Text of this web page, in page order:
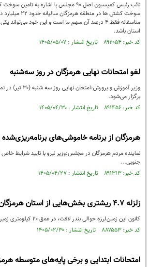
نائب رئیس کمیسیون اصل 90 مجلس با اشاره به
سوخت کشتی ها در
متاسفانه فقط ۴ درصد آن سهم ما است و این خود
استان باشد.
کد خبر: ۸۹۲۰۵۴ تاریخ انتشار : ۱۴۰۵/۰۵/۰۷
لغو امتحانات نهایی هرمزگان در روز سه‌شنبه
وزیر آموزش و
برگزار می‌شود.
کد خبر: ۸۹۱۴۵۶ تاریخ انتشار : ۱۴۰۵/۰۴/۳۰
هرمزگان از برنامه خاموشی‌های
نماینده مردم هرمزگان در مجلس:وزیر نیرو با تایید شرایط
جنوبی...
کد خبر: ۸۹۱۳۱۳ تاریخ انتشار : ۱۴۰۵/۰۴/۲۷
زلزله ۴.۷ ریشتری بخش‌هایی از استان هرمزگان را لرزاند
کانون این زمین‌لرزه حوالی بندر لافت، در عمق ۲۰ کیلومتری زمین گزارش شده است.
کد خبر: ۸۸۷۵۵۳ تاریخ انتشار : ۱۴۰۵/۰۲/۳۰
امتحانات ابتدایی و برخی پایه‌های متوسطه